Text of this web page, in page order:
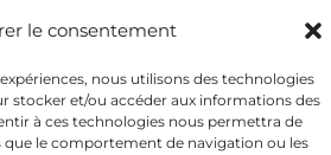
le consentement
nous utilisons des technologies
stocker et/ou accéder aux informations des
à ces technologies nous permettra de
que le comportement de navigation ou les